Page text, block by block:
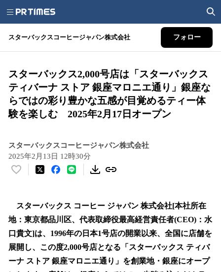
スターバックスコーヒージャパン株式会社 フォロー
スターバックス2,000号店は「スターバックス
ティバーナ ストア 銀座マロニエ通り」銀座な
らではの彩り豊かな五感が目覚めるティー体
験を楽しむ 2025年2月17日オープン
スターバックスコーヒージャパン株式会社
2025年2月13日 12時30分
い
！
を
読
み
込
み
スターバックス コーヒー ジャパン 株式会社[本社所在
地：東京都品川区、代表取締役最高経営責任者(CEO)：水
口貴文]は、1996年の日本1号店の開業以来、全国に店舗を
展開し、この度2,000号店となる「スターバックス ティバ
ーナ ストア 銀座マロニエ通り」を創業地・銀座にオープ